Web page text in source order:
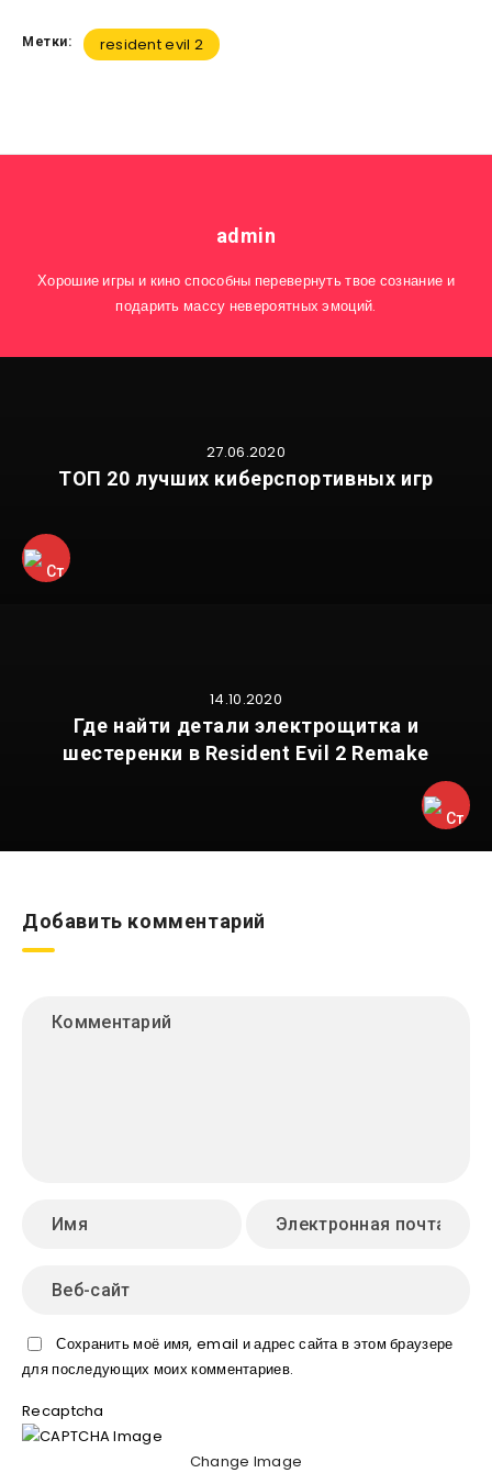
Метки: resident evil 2
admin
Хорошие игры и кино способны перевернуть твое сознание и
подарить массу невероятных эмоций.
27.06.2020
ТОП 20 лучших киберспортивных игр
14.10.2020
Где найти детали электрощитка и
шестеренки в Resident Evil 2 Remake
Добавить комментарий
Сохранить моё имя, email и адрес сайта в этом браузере
для последующих моих комментариев.
Recaptcha
Change Image